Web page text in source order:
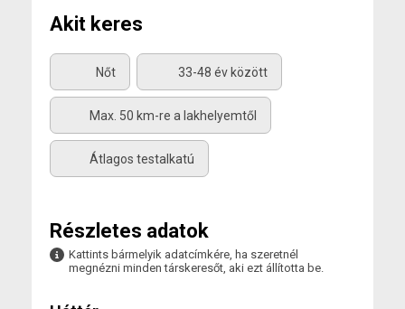
Akit keres
Nőt 33-48 év között
Max. 50 km-re a lakhelyemtől
Átlagos testalkatú
Részletes adatok
Kattints bármelyik adatcímkére, ha szeretnél
megnézni minden társkeresőt, aki ezt állította be.